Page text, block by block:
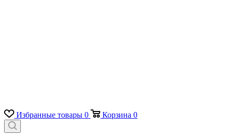
Избранные товары 0 Корзина 0